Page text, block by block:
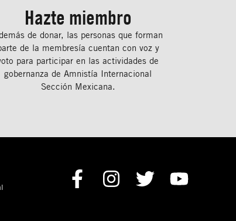
Hazte miembro
de donar, las personas que forman
de la membresía cuentan con voz y
para participar en las actividades de
gobernanza de Amnistía Internacional
Sección Mexicana.